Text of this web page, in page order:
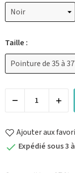
Taille :
Ajouter aux
 Expédié sous 3